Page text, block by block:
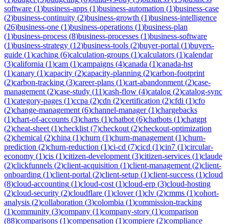
software (1)business-apps (1)business-automation (1)business-case
(2)business-continuity (2)business-growth (1)business-intelligence
(26)business-one (1)business-operations (1)business-plan
(1)business-process (8)business-processes (1)business-software
(1)business-strategy (12)business-tools (2)buyer-portal (1)buyers-
guide (1)caching (6)calculation-groups (1)calculators (1)calendar
(3)california (1)cam (1)campaigns (4)canada (1)canada-hst
(1)canary (1)capacity (2)capacity-planning (2)carbon-footprint
(2)carbon-tracking (3)career-plans (1)cart-abandonment (2)case-
management (2)case-study (11)cash-flow (4)catalog (2)catalog-sync
(1)category-pages (1)ccpa (2)cdn (2)certification (2)cfdi (1)cfo
(2)change-management (6)channel-manager(1)chargebacks
(1)chart-of-accounts (3)charts (1)chatbot (6)chatbots (1)chatgpt
(2)cheat-sheet (1)checklist (7)checkout (2)checkout-optimization
(2)chemical (2)china (1)churn (1)churn-management (1)churn-
prediction (2)churn-reduction (1)ci-cd (7)cicd (1)cin7 (1)circular-
economy (1)cis (1)citizen-development (3)citizen-services (1)claude
(2)clickfunnels (2)client-acquisition (1)client-management (2)client-
onboarding (1)client-portal (2)client-setup (1)client-success (1)cloud
(8)cloud-accounting (1)cloud-cost (1)cloud-erp (3)cloud-hosting
(2)cloud-security (2)cloudflare (1)clover(1)clv (2)cmms (1)cohort-
analysis (2)collaboration (3)colombia (1)commission-tracking
(1)community (3)company (1)company-story (1)comparison
(88)comparisons (1)compensation (1)compiere (2)compliance